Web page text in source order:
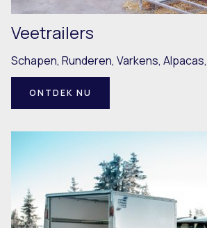
Veetrailers
Schapen, Runderen, Varkens, Alpacas,
ONTDEK NU